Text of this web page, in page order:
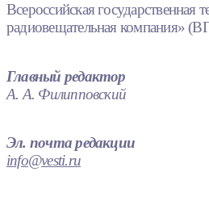
Всероссийская государственная
радиовещательная компания»
Главный редактор
А. А. Филипповский
Эл. почта редакции
info@vesti.ru